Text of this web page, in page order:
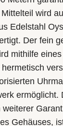
wird
Edelstahl
Der fein
mithilfe eines
ermöglicht.
Gehäuses,